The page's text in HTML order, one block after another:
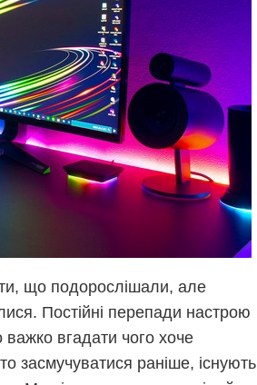
що подорослішали, але
Постійні перепади настрою
вгадати чого хоче
засмучуватися раніше, існують